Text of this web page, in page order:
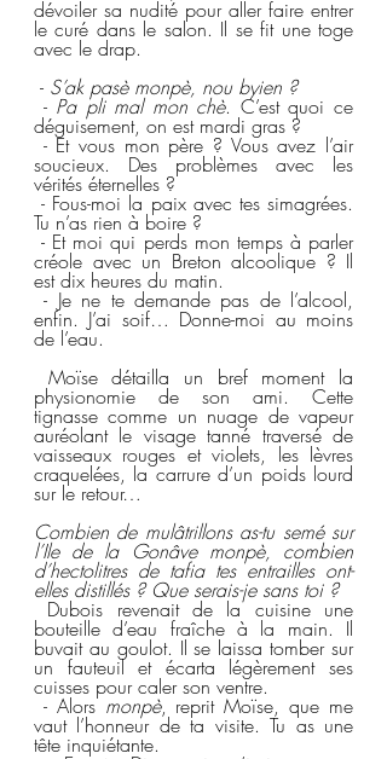
dévoiler sa nudité pour aller faire entrer
le curé dans le salon. Il se fit une toge
avec le drap.
- S’ak pasè monpè, nou byien ?
- Pa pli mal mon chè. C’est quoi ce
déguisement, on est mardi gras ?
soucieux. Des problèmes avec les
vérités éternelles ?
- Fous-moi la paix avec tes simagrées.
Tu n’as rien à boire ?
- Et moi qui perds mon temps à parler
créole avec un Breton alcoolique ? Il
est dix heures du matin.
- Je ne te demande pas de l’alcool,
enfin. J’ai soif… Donne-moi au moins
de l’eau.
physionomie de son ami. Cette
tignasse comme un nuage de vapeur
auréolant le visage tanné traversé de
vaisseaux rouges et violets, les lèvres
craquelées, la carrure d’un poids lourd
sur le retour…
Combien de mulâtrillons as-tu semé sur
l’Ile de la Gonâve monpè, combien
d’hectolitres de tafia tes entrailles ont-
elles distillés ? Que serais-je sans toi ?
bouteille d’eau fraîche à la main. Il
buvait au goulot. Il se laissa tomber sur
un fauteuil et écarta légèrement ses
cuisses pour caler son ventre.
- Alors monpè, reprit Moïse, que me
vaut l’honneur de ta visite. Tu as une
tête inquiétante.